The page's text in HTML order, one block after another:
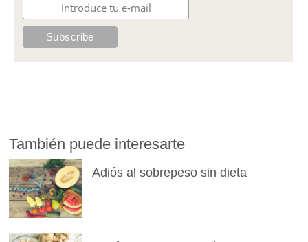
También puede interesarte
Adiós al sobrepeso sin dieta